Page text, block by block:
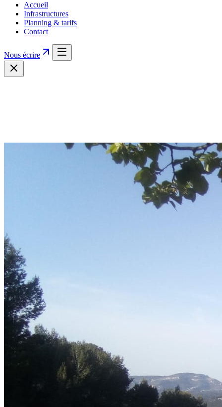
Accueil
Infrastructures
Planning & tarifs
Contact
Nous écrire